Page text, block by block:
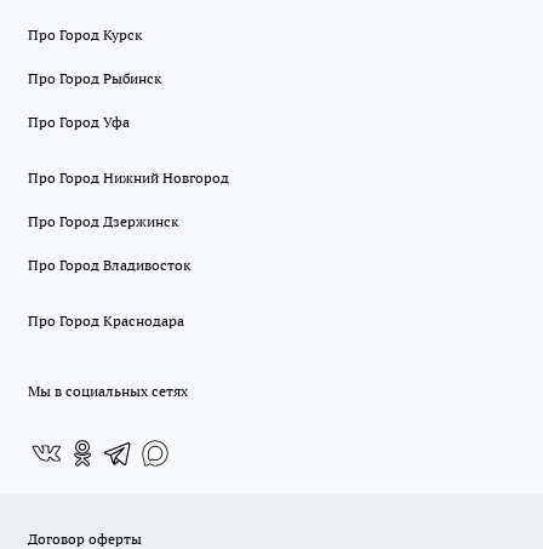
Про Город Курск
Про Город Рыбинск
Про Город Уфа
Про Город Нижний Новгород
Про Город Дзержинск
Про Город Владивосток
Про Город Краснодара
Мы в социальных сетях
Договор оферты